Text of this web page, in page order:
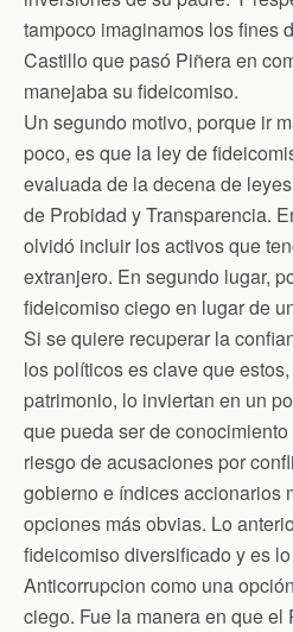
tampoco imaginamos los fines
Castillo que pasó Piñera en
manejaba su fideicomiso.
Un segundo motivo, porque ir
poco, es que la ley de
evaluada de la decena de
de Probidad y Transparencia.
olvidó incluir los activos que
extranjero. En segundo lugar,
fideicomiso ciego en lugar de
Si se quiere recuperar la
los políticos es clave que
patrimonio, lo inviertan en un
que pueda ser de
riesgo de acusaciones por
gobierno e índices accionarios
opciones más obvias. Lo
fideicomiso diversificado y es
Anticorrupcion como una
ciego. Fue la manera en que el